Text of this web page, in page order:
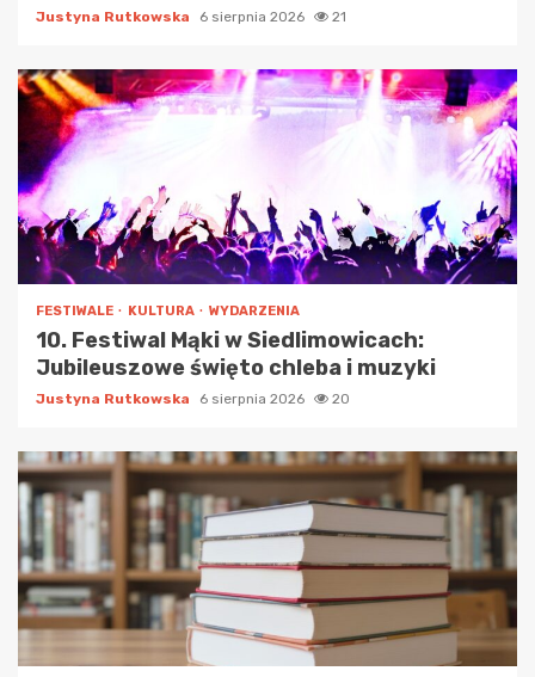
Justyna Rutkowska 6 sierpnia 2026 21
FESTIWALE KULTURA WYDARZENIA
10. Festiwal Mąki w Siedlimowicach:
Jubileuszowe święto chleba i muzyki
Justyna Rutkowska 6 sierpnia 2026 20